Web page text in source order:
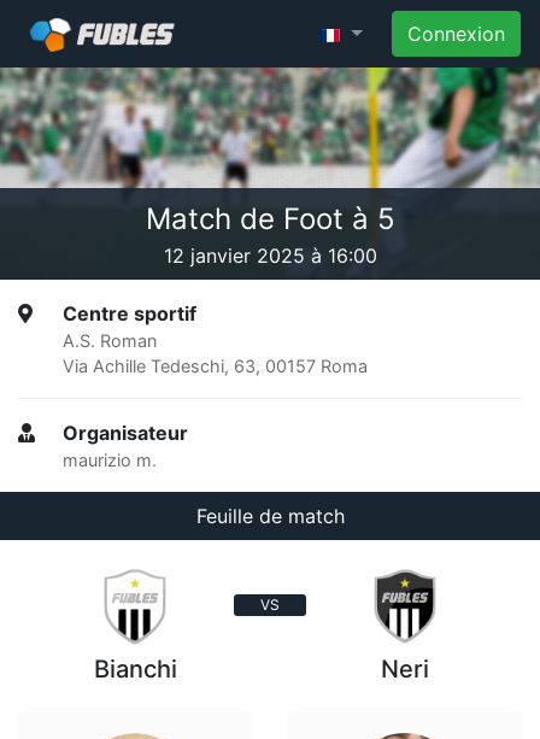
Connexion
Match de Foot à 5
12 janvier 2025 à 16:00
Centre sportif
A.S. Roman
Via Achille Tedeschi, 63, 00157 Roma
Organisateur
maurizio m.
Feuille de match
VS
Bianchi Neri